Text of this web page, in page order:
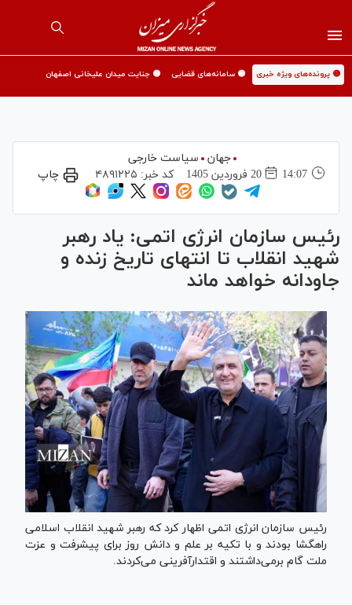
🟡 پرونده‌های ویژه خبری 🟡 سامانه‌های قضایی 🟡 جنایت میدان علیخانی اصفهان
جهان
سیاست خارجی
14:07
20 فروردين 1405 کد خبر: ۴۸۹۱۲۲۵ چاپ
رئیس سازمان انرژی اتمی: یاد رهبر
شهید انقلاب تا انتهای تاریخ زنده و
جاودانه‌ خواهد ماند
رئیس سازمان انرژی اتمی اظهار کرد که رهبر شهید انقلاب اسلامی
راهگشا بودند و با تکیه بر علم و دانش روز برای پیشرفت و عزت
ملت گام برمی‌داشتند و اقتدارآفرینی می‌کردند.